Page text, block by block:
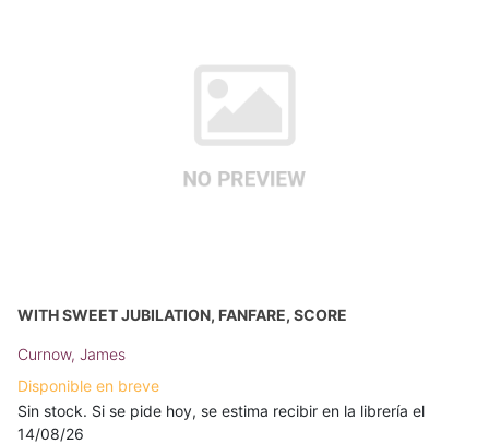
WITH SWEET JUBILATION, FANFARE, SCORE
Curnow, James
Disponible en breve
Sin stock. Si se pide hoy, se estima recibir en la librería el
14/08/26